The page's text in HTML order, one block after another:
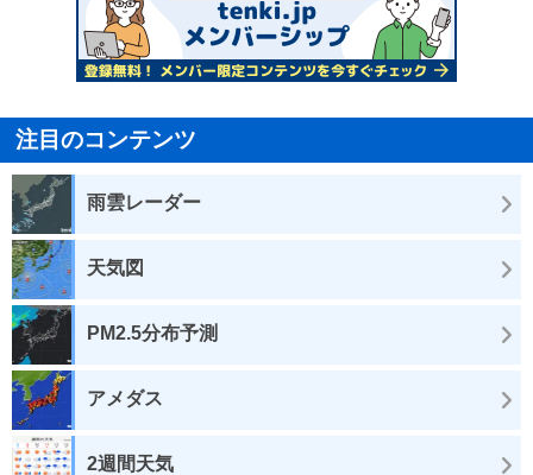
注目のコンテンツ
雨雲レーダー
天気図
PM2.5分布予測
アメダス
2週間天気